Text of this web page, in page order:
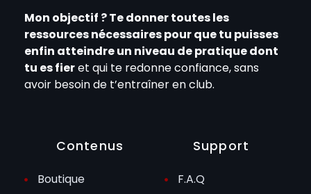
Mon objectif ? Te donner toutes les
ressources nécessaires pour que tu puisses
enfin atteindre un niveau de pratique dont
tu es fieret qui te redonne confiance, sans
avoir besoin de t’entraîner en club.
Contenus
Boutique
Support
F.A.Q